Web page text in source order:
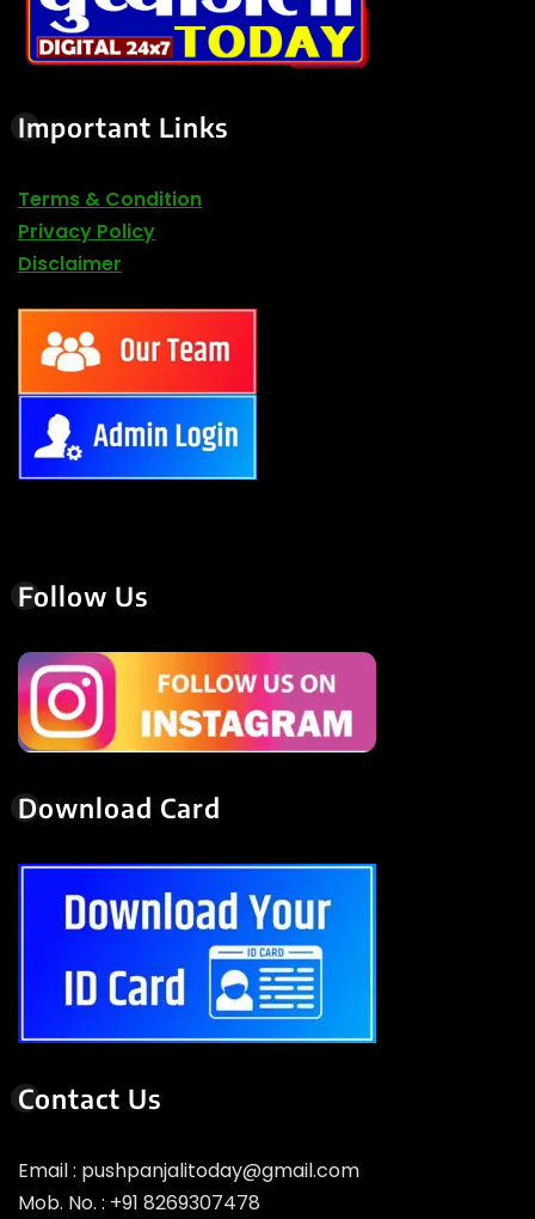
Important Links
Terms & Condition
Privacy Policy
Disclaimer
Follow Us
Download Card
Contact Us
Email : pushpanjalitoday@gmail.com
Mob. No. : +91 8269307478